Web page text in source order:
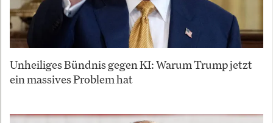
Unheiliges Bündnis gegen KI: Warum Trump jetzt
ein massives Problem hat